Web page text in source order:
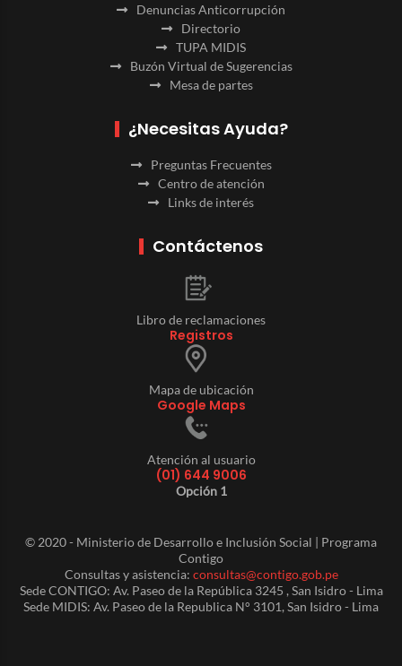
Denuncias Anticorrupción
Directorio
TUPA MIDIS
Buzón Virtual de Sugerencias
Mesa de partes
¿Necesitas Ayuda?
Preguntas Frecuentes
Centro de atención
Links de interés
Contáctenos
Libro de reclamaciones
Registros
Mapa de ubicación
Google Maps
Atención al usuario
(01) 644 9006
Opción 1
© 2020 - Ministerio de Desarrollo e Inclusión Social | Programa
Contigo
Consultas y asistencia: consultas@contigo.gob.pe
Sede CONTIGO: Av. Paseo de la República 3245 , San Isidro - Lima
Sede MIDIS: Av. Paseo de la Republica N° 3101, San Isidro - Lima